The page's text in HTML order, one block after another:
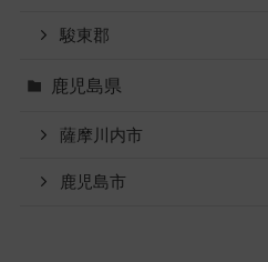
駿東郡
鹿児島県
薩摩川内市
鹿児島市